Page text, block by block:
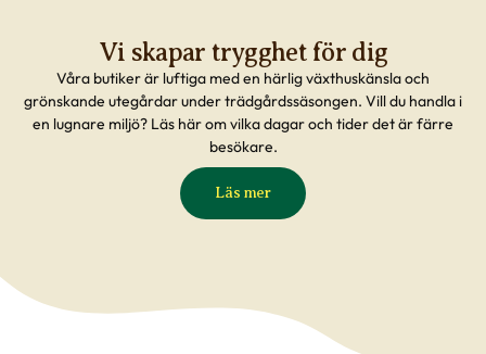
Vi skapar trygghet för dig
Våra butiker är luftiga med en härlig växthuskänsla och
grönskande utegårdar under trädgårdssäsongen. Vill du handla i
en lugnare miljö? Läs här om vilka dagar och tider det är färre
besökare.
Läs mer